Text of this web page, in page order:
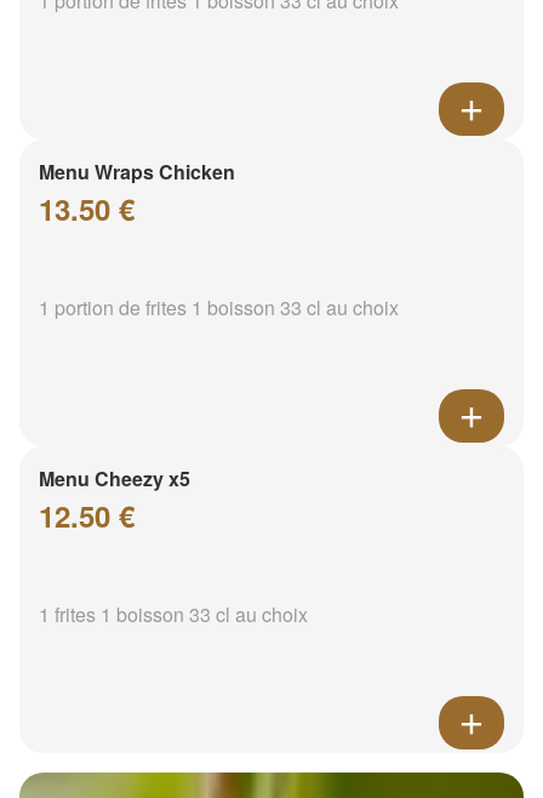
Menu Wraps Chicken
13.50 €
1 portion de frites 1 boisson 33 cl au choix
Menu Cheezy x5
12.50 €
1 frites 1 boisson 33 cl au choix